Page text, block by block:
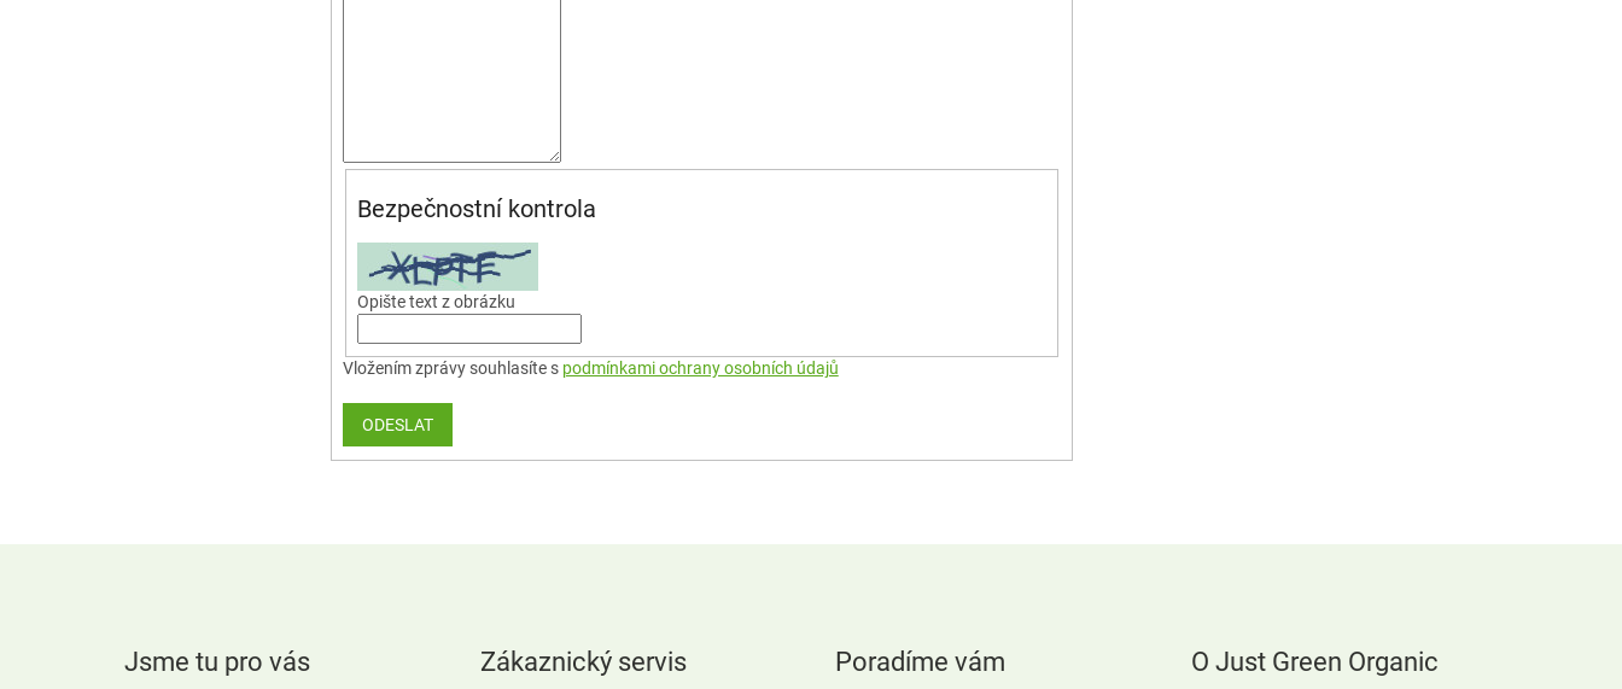
Bezpečnostní kontrola
Opište text z obrázku
Vložením zprávy souhlasíte s podmínkami ochrany osobních údajů
ODESLAT
Jsme tu pro vás Zákaznický servis Poradíme vám O Just Green Organic